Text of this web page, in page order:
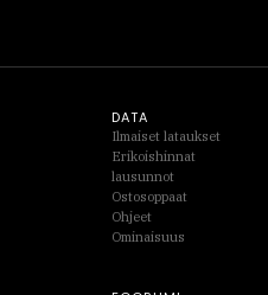
DATA
Ilmaiset lataukset
Erikoishinnat
lausunnot
Ostosoppaat
Ohjeet
Ominaisuus